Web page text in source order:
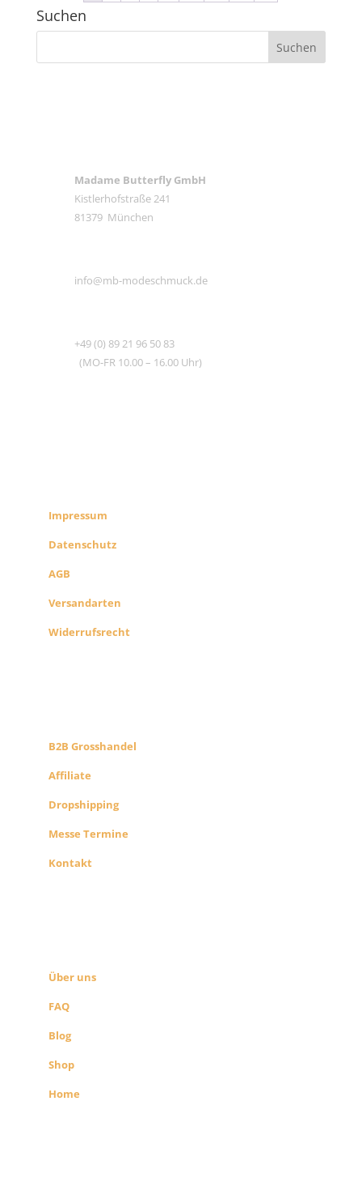
Suchen
Madame Butterfly GmbH
Kistlerhofstraße 241
81379 München
info@mb-modeschmuck.de
+49 (0) 89 21 96 50 83
(MO-FR 10.00 – 16.00 Uhr)
Impressum
Datenschutz
AGB
Versandarten
Widerrufsrecht
B2B Grosshandel
Affiliate
Dropshipping
Messe Termine
Kontakt
Über uns
FAQ
Blog
Shop
Home